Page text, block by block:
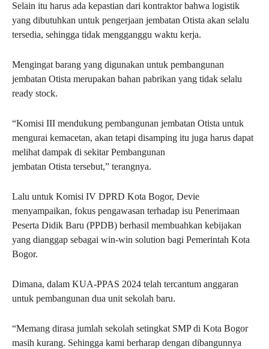
Selain itu harus ada kepastian dari kontraktor bahwa logistik
yang dibutuhkan untuk pengerjaan jembatan Otista akan selalu
tersedia, sehingga tidak mengganggu waktu kerja.
Mengingat barang yang digunakan untuk pembangunan
jembatan Otista merupakan bahan pabrikan yang tidak selalu
ready stock.
“Komisi III mendukung pembangunan jembatan Otista untuk
mengurai kemacetan, akan tetapi disamping itu juga harus dapat
melihat dampak di sekitar Pembangunan
jembatan Otista tersebut,” terangnya.
Lalu untuk Komisi IV DPRD Kota Bogor, Devie
menyampaikan, fokus pengawasan terhadap isu Penerimaan
Peserta Didik Baru (PPDB) berhasil membuahkan kebijakan
yang dianggap sebagai win-win solution bagi Pemerintah Kota
Bogor.
Dimana, dalam KUA-PPAS 2024 telah tercantum anggaran
untuk pembangunan dua unit sekolah baru.
“Memang dirasa jumlah sekolah setingkat SMP di Kota Bogor
masih kurang. Sehingga kami berharap dengan dibangunnya